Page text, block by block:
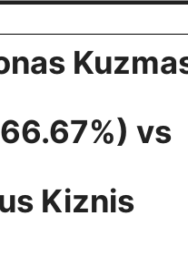
vs
Kiznis